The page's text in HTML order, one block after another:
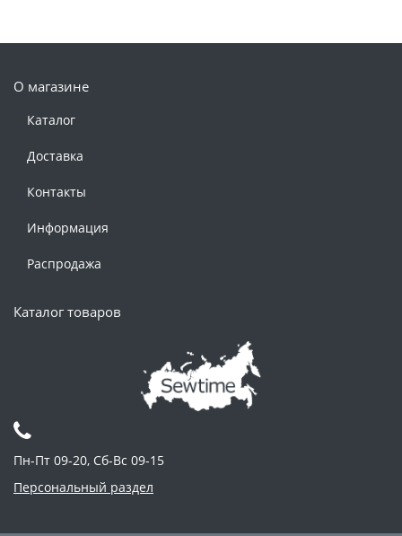
О магазине
Каталог
Доставка
Контакты
Информация
Распродажа
Каталог товаров
Пн-Пт 09-20, Сб-Вс 09-15
Персональный раздел